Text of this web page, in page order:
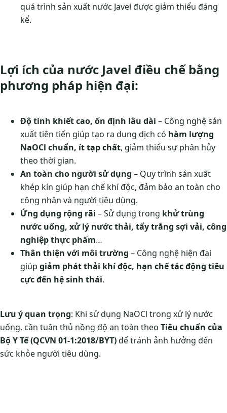
quá trình sản xuất nước Javel được giảm thiểu đáng
kể.
Lợi ích của nước Javel điều chế bằng
phương pháp hiện đại:
Độ tinh khiết cao, ổn định lâu dài – Công nghệ sản
xuất tiên tiến giúp tạo ra dung dịch có hàm lượng
NaOCl chuẩn, ít tạp chất, giảm thiểu sự phân hủy
theo thời gian.
An toàn cho người sử dụng – Quy trình sản xuất
khép kín giúp hạn chế khí độc, đảm bảo an toàn cho
công nhân và người tiêu dùng.
Ứng dụng rộng rãi – Sử dụng trong khử trùng
nước uống, xử lý nước thải, tẩy trắng sợi vải, công
nghiệp thực phẩm…
Thân thiện với môi trường – Công nghệ hiện đại
giúp giảm phát thải khí độc, hạn chế tác động tiêu
cực đến hệ sinh thái.
Lưu ý quan trọng: Khi sử dụng NaOCl trong xử lý nước
uống, cần tuân thủ nồng độ an toàn theo Tiêu chuẩn của
Bộ Y Tế (QCVN 01-1:2018/BYT)để tránh ảnh hưởng đến
sức khỏe người tiêu dùng.